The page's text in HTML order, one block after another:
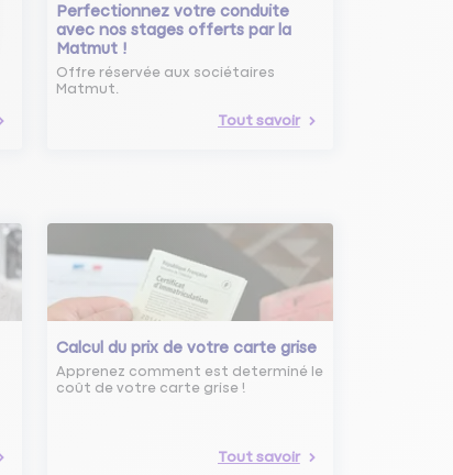
Perfectionnez votre conduite
avec nos stages offerts par la
Matmut !
Offre réservée aux sociétaires
Matmut.
Tout savoir
Calcul du prix de votre carte grise
Apprenez comment est determiné le
coût de votre carte grise !
Tout savoir